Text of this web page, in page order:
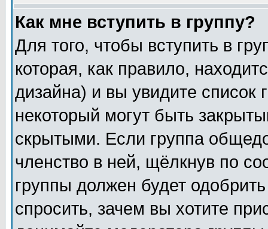
Как мне вступить в группу?
Для того, чтобы вступить в
которая, как правило,
дизайна) и вы увидите список
некоторый могут быть
скрытыми. Если группа
членство в ней, щёлкнув по
группы должен будет
спросить, зачем вы хотите